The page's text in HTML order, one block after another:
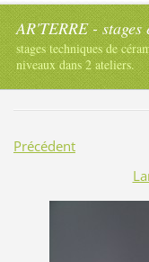
AR'TERRE -
stages techniques de
niveaux dans 2 ateliers.
Précédent